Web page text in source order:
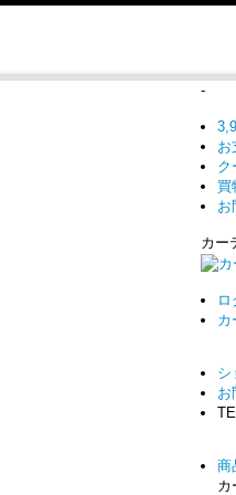
-
お
ク
買
お
カー
ロ
カ
シ
お
商
カ